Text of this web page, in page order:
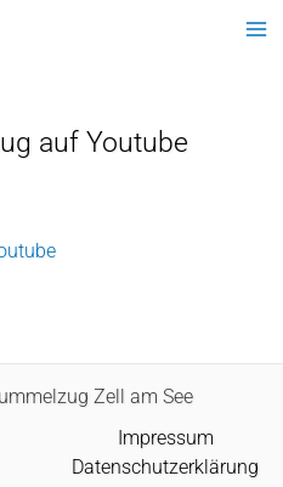
auf Youtube
Zell am See
Impressum
Datenschutzerklärung